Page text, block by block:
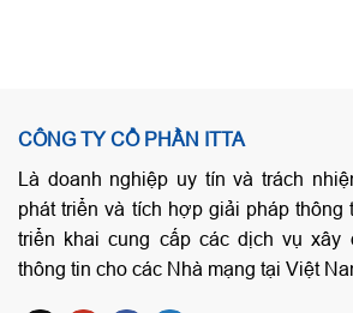
CÔNG TY CỔ PHẦN ITTA
Là doanh nghiệp uy tín và trách
phát triển và tích hợp giải pháp thông
triển khai cung cấp các dịch vụ xây
thông tin cho các Nhà mạng tại Việt